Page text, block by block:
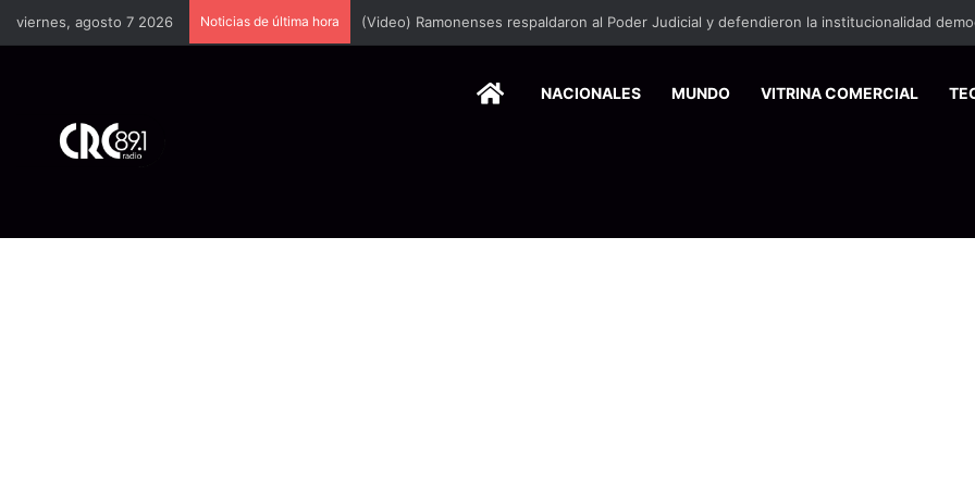
viernes, agosto 7 2026 Noticias de última hora
HOMENACIONALES MUNDO VITRINA COMERCIAL